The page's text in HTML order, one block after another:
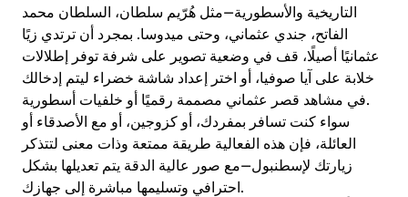
التاريخية والأسطورية—مثل هُرّيم سلطان، السلطان محمد
الفاتح، جندي عثماني، وحتى ميدوسا. بمجرد أن ترتدي زيًا
عثمانيًا أصيلًا، قف في وضعية تصوير على شرفة توفر إطلالات
خلابة على آيا صوفيا، أو اختر إعداد شاشة خضراء ليتم إدخالك
في مشاهد قصر عثماني مصممة رقميًا أو خلفيات أسطورية.
سواء كنت تسافر بمفردك، أو كزوجين، أو مع الأصدقاء أو
العائلة، فإن هذه الفعالية طريقة ممتعة وذات معنى لتتذكر
زيارتك لإسطنبول—مع صور عالية الدقة يتم تعديلها بشكل
احترافي وتسليمها مباشرة إلى جهازك.